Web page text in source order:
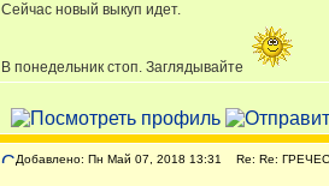
Сейчас новый выкуп идет.
В понедельник стоп. Заглядывайте
Добавлено: Пн Май 07, 2018 13:31 Re: Re: